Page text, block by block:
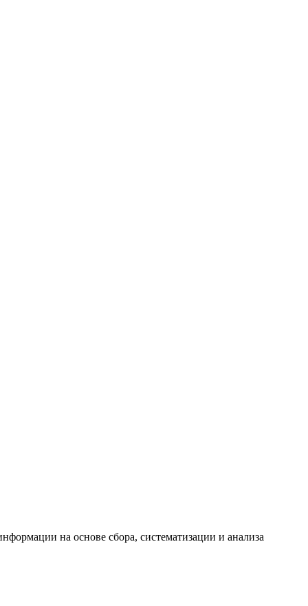
на основе сбора, систематизации и анализа